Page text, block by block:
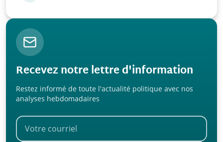
Recevez notre lettre d'information
Restez informé de toute l'actualité politique avec nos
analyses hebdomadaires